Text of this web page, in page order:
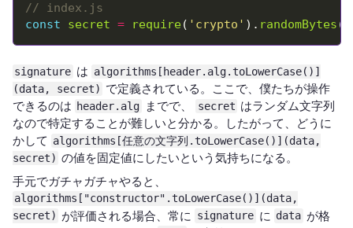
const
secret = require( 'crypto' ). randomBytes (
signature は algorithms[header.alg.toLowerCase()]
(data, secret) で定義されている。ここで、僕たちが操作
できるのは header.alg までで、 secret はランダム文字列
なので特定することが難しいと分かる。したがって、どうに
かして algorithms[任意の文字列.toLowerCase()](data,
secret) の値を固定値にしたいという気持ちになる。
手元でガチャガチャやると、
algorithms["constructor".toLowerCase()](data,
secret) が評価される場合、常に signature に data が格